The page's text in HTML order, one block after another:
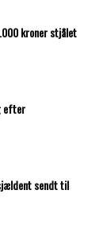
kroner stjålet
efter
sendt til